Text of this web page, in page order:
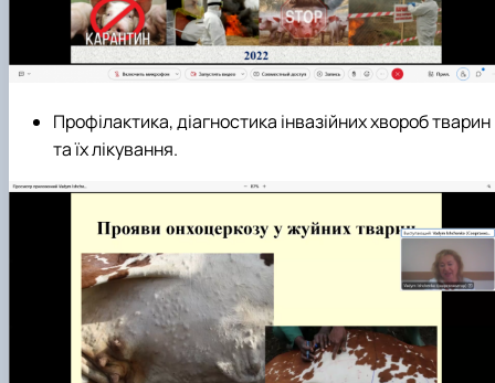
Профілактика, діагностика інвазійних хвороб тварин
та їх лікування.